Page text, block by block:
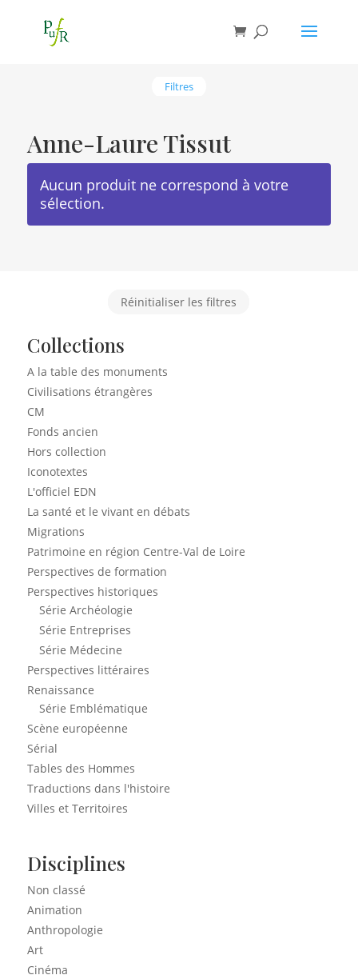
Filtres
Anne-Laure Tissut
Aucun produit ne correspond à votre
sélection.
Réinitialiser les filtres
Collections
A la table des monuments
Civilisations étrangères
CM
Fonds ancien
Hors collection
Iconotextes
L'officiel EDN
La santé et le vivant en débats
Migrations
Patrimoine en région Centre-Val de Loire
Perspectives de formation
Perspectives historiques
Série Archéologie
Série Entreprises
Série Médecine
Perspectives littéraires
Renaissance
Série Emblématique
Scène européenne
Sérial
Tables des Hommes
Traductions dans l'histoire
Villes et Territoires
Disciplines
Non classé
Animation
Anthropologie
Art
Cinéma